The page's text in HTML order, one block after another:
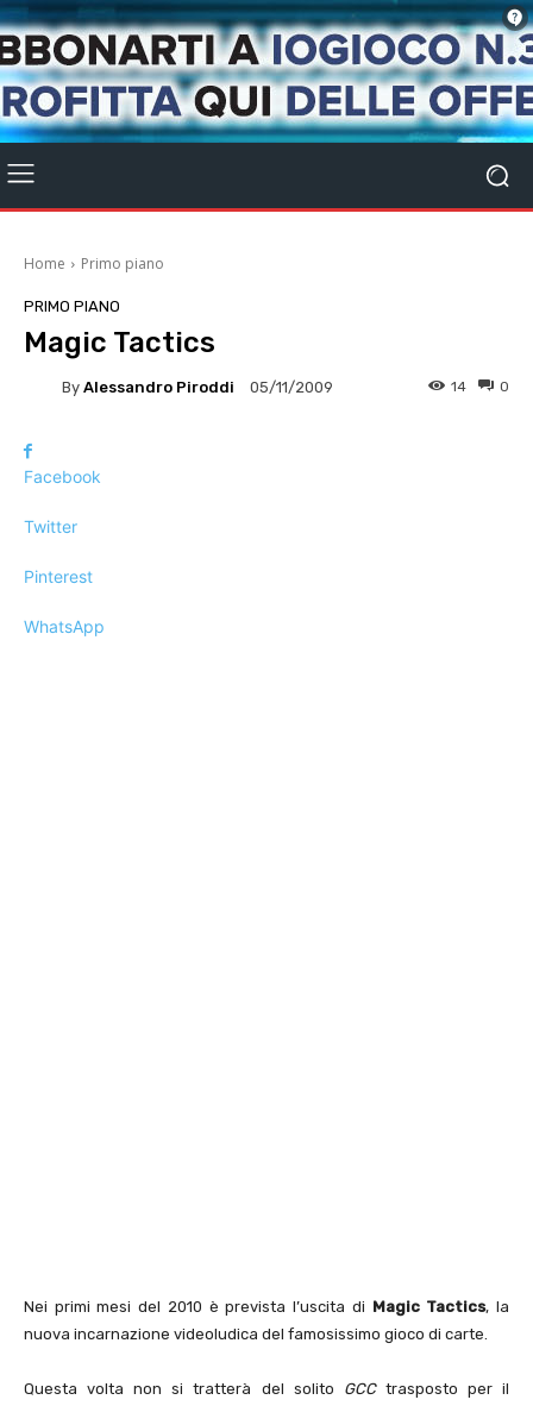
Home Primo piano
PRIMO PIANO
Magic Tactics
By Alessandro Piroddi 05/11/2009 0
14
Facebook
Twitter
Pinterest
WhatsApp
Nei primi mesi del 2010 è prevista l’uscita di Magic Tactics, la
nuova incarnazione videoludica del famosissimo gioco di carte.
Questa volta non si tratterà del solito GCC trasposto per il